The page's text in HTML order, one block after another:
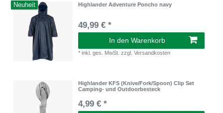
Neuheit Highlander Adventure Poncho navy
49,99 € *
In den Warenkorb
*inkl. ges. MwSt. zzgl.Versandkosten
Highlander KFS (Knive/Fork/Spoon) Clip Set
Camping- und Outdoorbesteck
4,99 € *